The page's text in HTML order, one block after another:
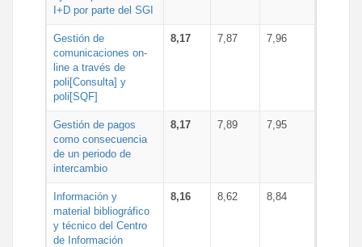
I+D por parte del SGI
Gestión de
comunicaciones on-
line a través de
poli[Consulta] y
poli[SQF]
8,17 7,87 7,96
Gestión de pagos
como consecuencia
de un periodo de
intercambio
8,17 7,89 7,95
Información y
material bibliográfico
y técnico del Centro
de Información
8,16 8,62 8,84